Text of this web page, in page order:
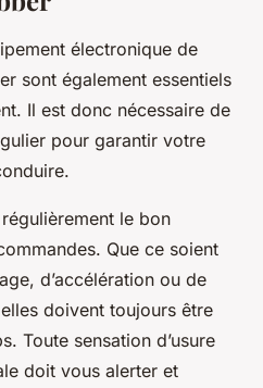
électronique de
sont également essentiels
Il est donc nécessaire de
pour garantir votre
le bon
Que ce soient
d’accélération ou de
doivent toujours être
Toute sensation d’usure
doit vous alerter et